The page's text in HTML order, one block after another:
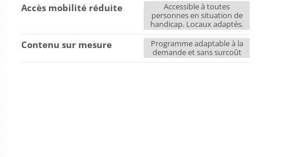
Accès mobilité réduite
Accessible à toutes
personnes en situation de
handicap. Locaux adaptés.
Contenu sur mesure
Programme adaptable à la
demande et sans surcoût